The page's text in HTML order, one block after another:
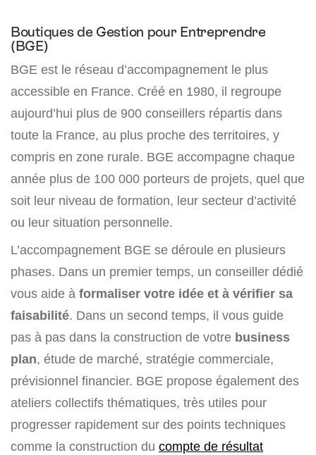
Boutiques de Gestion pour Entreprendre
(BGE)
BGE est le réseau d’accompagnement le plus
accessible en France. Créé en 1980, il regroupe
aujourd’hui plus de 900 conseillers répartis dans
toute la France, au plus proche des territoires, y
compris en zone rurale. BGE accompagne chaque
année plus de 100 000 porteurs de projets, quel que
soit leur niveau de formation, leur secteur d’activité
ou leur situation personnelle.
L’accompagnement BGE se déroule en plusieurs
phases. Dans un premier temps, un conseiller dédié
vous aide à formaliser votre idée et à vérifier sa
faisabilité. Dans un second temps, il vous guide
pas à pas dans la construction de votre business
plan, étude de marché, stratégie commerciale,
prévisionnel financier. BGE propose également des
ateliers collectifs thématiques, très utiles pour
progresser rapidement sur des points techniques
comme la construction du compte de résultat